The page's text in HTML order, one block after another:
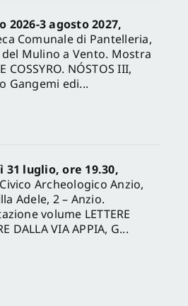
2026-3 agosto 2027,
Comunale di Pantelleria,
del Mulino a Vento. Mostra
COSSYRO. NÓSTOS III,
Gangemi edi...
31 luglio, ore 19.30,
Archeologico Anzio,
Adele, 2 – Anzio.
volume LETTERE
DALLA VIA APPIA, G...